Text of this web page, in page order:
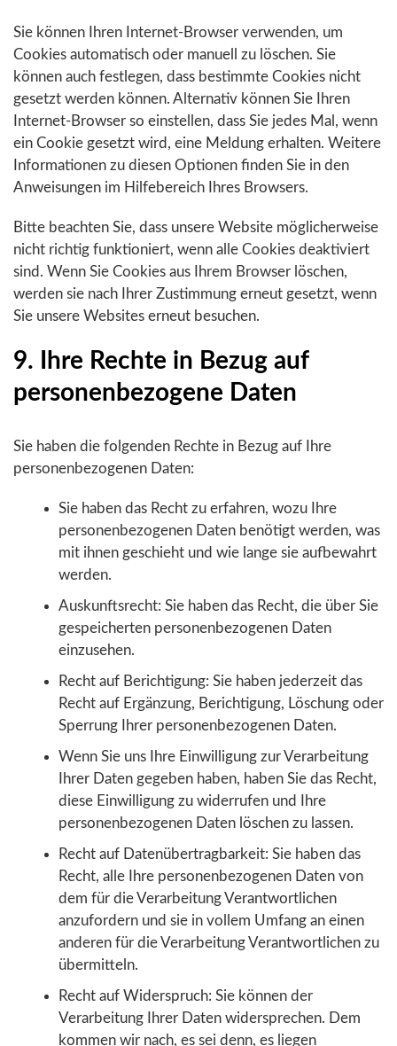
Sie können Ihren Internet-Browser verwenden, um
Cookies automatisch oder manuell zu löschen. Sie
können auch festlegen, dass bestimmte Cookies nicht
gesetzt werden können. Alternativ können Sie Ihren
Internet-Browser so einstellen, dass Sie jedes Mal, wenn
ein Cookie gesetzt wird, eine Meldung erhalten. Weitere
Informationen zu diesen Optionen finden Sie in den
Anweisungen im Hilfebereich Ihres Browsers.
Bitte beachten Sie, dass unsere Website möglicherweise
nicht richtig funktioniert, wenn alle Cookies deaktiviert
sind. Wenn Sie Cookies aus Ihrem Browser löschen,
werden sie nach Ihrer Zustimmung erneut gesetzt, wenn
Sie unsere Websites erneut besuchen.
9. Ihre Rechte in Bezug auf
personenbezogene Daten
Sie haben die folgenden Rechte in Bezug auf Ihre
personenbezogenen Daten:
Sie haben das Recht zu erfahren, wozu Ihre
personenbezogenen Daten benötigt werden, was
mit ihnen geschieht und wie lange sie aufbewahrt
werden.
Auskunftsrecht: Sie haben das Recht, die über Sie
gespeicherten personenbezogenen Daten
einzusehen.
Recht auf Berichtigung: Sie haben jederzeit das
Recht auf Ergänzung, Berichtigung, Löschung oder
Sperrung Ihrer personenbezogenen Daten.
Wenn Sie uns Ihre Einwilligung zur Verarbeitung
Ihrer Daten gegeben haben, haben Sie das Recht,
diese Einwilligung zu widerrufen und Ihre
personenbezogenen Daten löschen zu lassen.
Recht auf Datenübertragbarkeit: Sie haben das
Recht, alle Ihre personenbezogenen Daten von
dem für die Verarbeitung Verantwortlichen
anzufordern und sie in vollem Umfang an einen
anderen für die Verarbeitung Verantwortlichen zu
übermitteln.
Recht auf Widerspruch: Sie können der
Verarbeitung Ihrer Daten widersprechen. Dem
kommen wir nach, es sei denn, es liegen